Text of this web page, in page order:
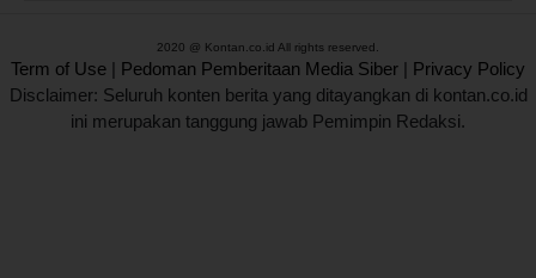
2020 @ Kontan.co.id All rights reserved.
Term of Use | Pedoman Pemberitaan Media Siber | Privacy Policy
Disclaimer: Seluruh konten berita yang ditayangkan di kontan.co.id
ini merupakan tanggung jawab Pemimpin Redaksi.